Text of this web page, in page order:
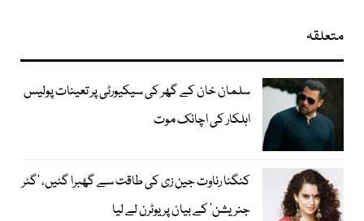
متعلقہ
سلمان خان کے گھر کی سیکیورٹی پر تعینات پولیس
اہلکار کی اچانک موت
کنگنا رناوت جین زی کی طاقت سے گھبرا گئیں، ’گٹر
جنریشن‘ کے بیان پر یوٹرن لے لیا